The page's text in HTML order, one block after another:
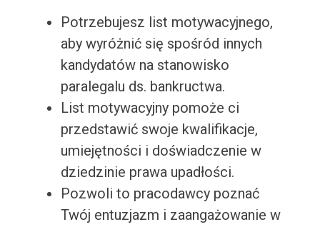
Potrzebujesz list motywacyjnego,
aby wyróżnić się spośród innych
kandydatów na stanowisko
paralegalu ds. bankructwa.
List motywacyjny pomoże ci
przedstawić swoje kwalifikacje,
umiejętności i doświadczenie w
dziedzinie prawa upadłości.
Pozwoli to pracodawcy poznać
Twój entuzjazm i zaangażowanie w